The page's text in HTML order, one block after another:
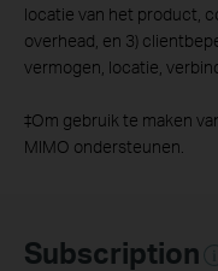
locatie van het product,
overhead, en 3)
vermogen, locatie,
‡Om gebruik te maken
MIMO ondersteunen.
Subscription